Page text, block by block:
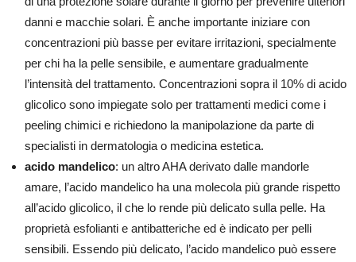
danni e macchie solari. È anche importante iniziare con
concentrazioni più basse per evitare irritazioni, specialmente
per chi ha la pelle sensibile, e aumentare gradualmente
l’intensità del trattamento. Concentrazioni sopra il 10% di acido
glicolico sono impiegate solo per trattamenti medici come i
peeling chimici e richiedono la manipolazione da parte di
specialisti in dermatologia o medicina estetica.
acido mandelico: un altro AHA derivato dalle mandorle
amare, l’acido mandelico ha una molecola più grande rispetto
all’acido glicolico, il che lo rende più delicato sulla pelle. Ha
proprietà esfolianti e antibatteriche ed è indicato per pelli
sensibili. Essendo più delicato, l’acido mandelico può essere